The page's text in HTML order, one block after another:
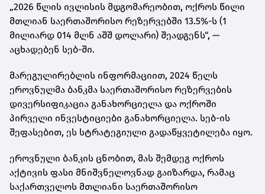
„2026 წლის ივლისის მდგომარეობით, ოქროს წილი
მთლიან საერთაშორისო რეზერვებში 13.5%-ს (1
მილიარდ 014 მლნ აშშ დოლარი) შეადგენს“, —
აცხადებენ სებ-ში.
მარეგულირებლის ინფორმაციით, 2024 წელს
ეროვნულმა ბანკმა საერთაშორისო რეზერვების
დივერსიფიკაცია განახორციელა და ოქროში
პირველი ინვესტიციები განახორციელა. სებ-ის
შეფასებით, ეს სტრატეგიული გადაწყვეტილება იყო.
ეროვნული ბანკის ცნობით, მას შემდეგ ოქროს
აქტივის ფასი მნიშვნელოვნად გაიზარდა, რამაც
საქართველოს მთლიანი საერთაშორისო